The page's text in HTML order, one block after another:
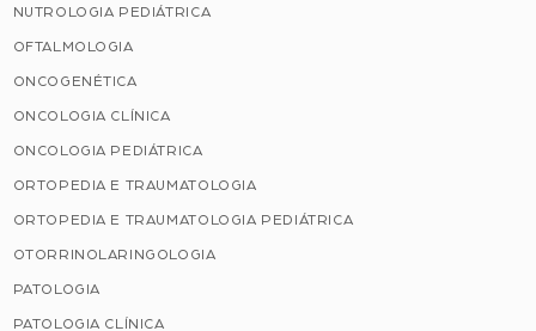
NUTROLOGIA PEDIÁTRICA
OFTALMOLOGIA
ONCOGENÉTICA
ONCOLOGIA CLÍNICA
ONCOLOGIA PEDIÁTRICA
ORTOPEDIA E TRAUMATOLOGIA
ORTOPEDIA E TRAUMATOLOGIA PEDIÁTRICA
OTORRINOLARINGOLOGIA
PATOLOGIA
PATOLOGIA CLÍNICA